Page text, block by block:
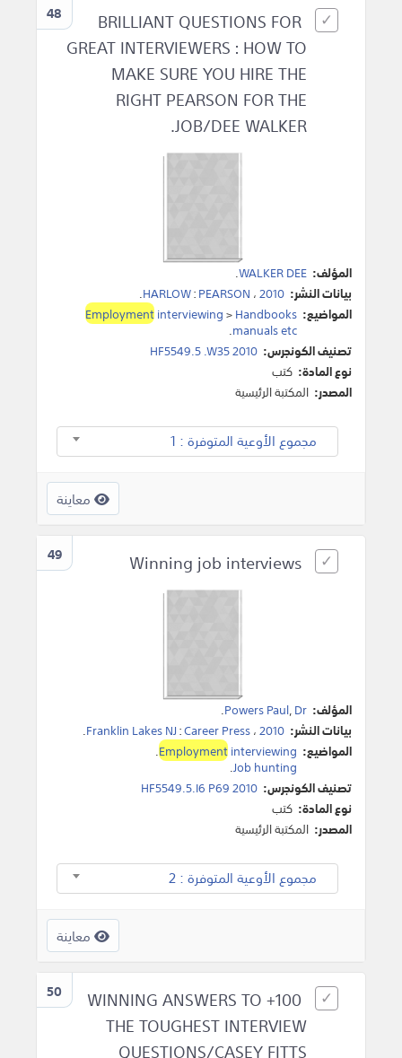
48
BRILLIANT QUESTIONS FOR
GREAT INTERVIEWERS : HOW TO
MAKE SURE YOU HIRE THE
RIGHT PEARSON FOR THE
JOB/DEE WALKER.
المؤلف: WALKER DEE
.
بيانات النشر:
HARLOW:PEARSON ،2010
.
المواضيع:
Employmentinterviewing>Handbooks
manuals etc
.
تصنيف الكونجرس: HF5549.5 .W35 2010
نوع المادة: كتب
المصدر: المكتبة الرئيسية
مجموع الأوعية المتوفرة : 1
معاينة
49
المؤلف: Powers Paul,Dr
.
بيانات النشر:
Franklin Lakes NJ:Career Press،2010
.
المواضيع:
Employmentinterviewing
.
Job hunting
.
تصنيف الكونجرس: HF5549.5.I6 P69 2010
نوع المادة: كتب
المصدر: المكتبة الرئيسية
مجموع الأوعية المتوفرة : 2
معاينة
50
100+ WINNING ANSWERS TO
THE TOUGHEST INTERVIEW
QUESTIONS/CASEY FITTS